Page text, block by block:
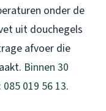
onder de
uit douchegels
afvoer die
Binnen 30
019 56 13.